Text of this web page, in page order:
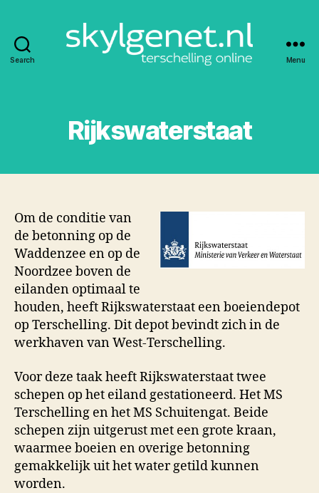
Search
online
Menu
Rijkswaterstaat
Om de conditie van
de betonning op de
Waddenzee en op de
Noordzee boven de
eilanden optimaal te
houden, heeft Rijkswaterstaat een boeiendepot
op Terschelling. Dit depot bevindt zich in de
werkhaven van West-Terschelling.
Voor deze taak heeft Rijkswaterstaat twee
schepen op het eiland gestationeerd. Het MS
Terschelling en het MS Schuitengat. Beide
schepen zijn uitgerust met een grote kraan,
waarmee boeien en overige betonning
gemakkelijk uit het water getild kunnen
worden.